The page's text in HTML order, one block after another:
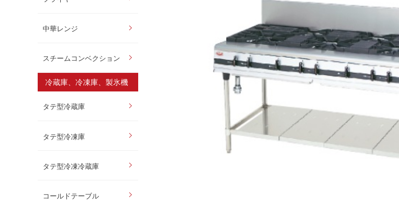
中華レンジ
スチームコンベクション
冷蔵庫、冷凍庫、製氷機
タテ型冷蔵庫
タテ型冷凍庫
タテ型冷凍冷蔵庫
コールドテーブル